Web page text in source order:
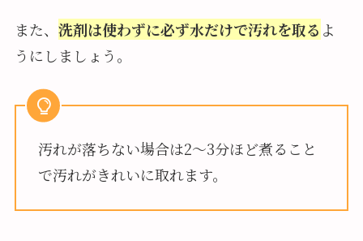
また、 洗剤は使わずに必ず水だけで汚れを取る よ
うにしましょう。
汚れが落ちない場合は2〜3分ほど煮ること
で汚れがきれいに取れます。